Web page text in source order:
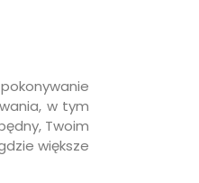
w tym
Twoim
większe